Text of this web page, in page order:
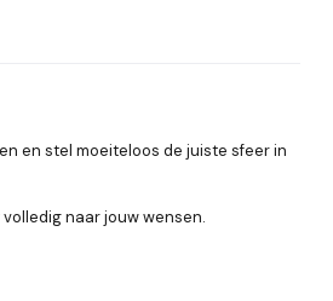
en stel moeiteloos de juiste sfeer in
naar jouw wensen.